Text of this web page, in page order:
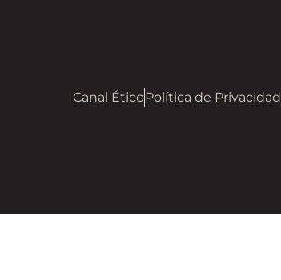
Canal ÉticoPolítica de Privacidad